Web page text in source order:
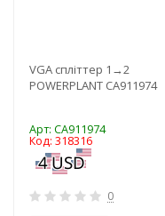
VGA спліттер 1→2
POWERPLANT CA911974
Арт: CA911974
Код: 318316
0